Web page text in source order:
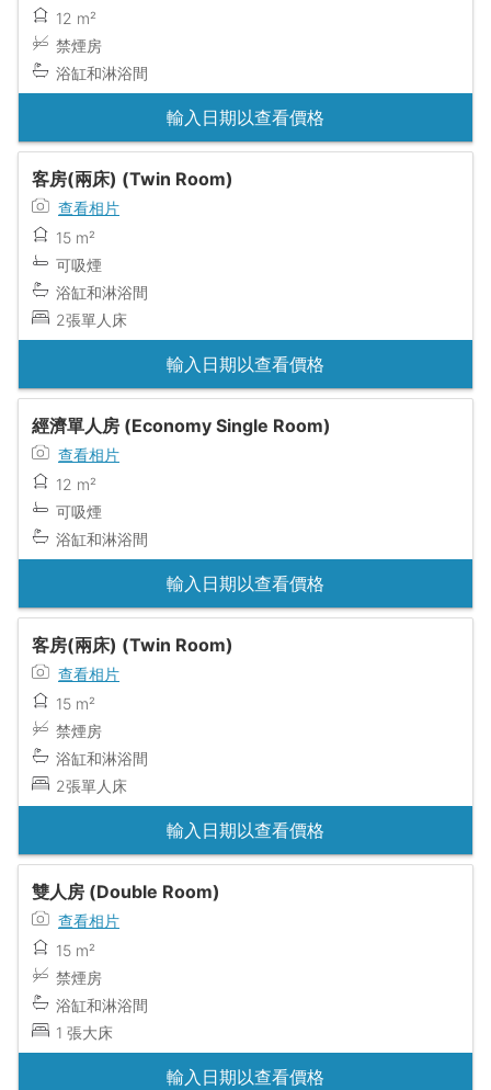
12 m²
禁煙房
浴缸和淋浴間
輸入日期以查看價格
客房(兩床) (Twin Room)
查看相片
15 m²
可吸煙
浴缸和淋浴間
2張單人床
輸入日期以查看價格
經濟單人房 (Economy Single Room)
查看相片
12 m²
可吸煙
浴缸和淋浴間
輸入日期以查看價格
客房(兩床) (Twin Room)
查看相片
15 m²
禁煙房
浴缸和淋浴間
2張單人床
輸入日期以查看價格
雙人房 (Double Room)
查看相片
15 m²
禁煙房
浴缸和淋浴間
1 張大床
輸入日期以查看價格